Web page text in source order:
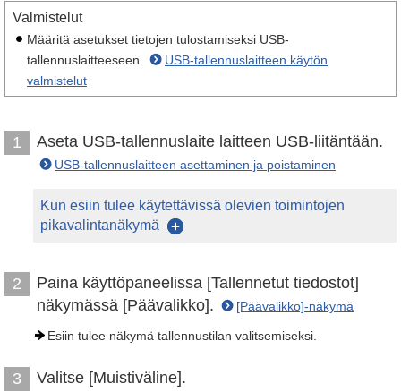
Valmistelut
Määritä asetukset tietojen tulostamiseksi USB-
tallennuslaitteeseen.
USB-tallennuslaitteen käytön
valmistelut
1 Aseta USB-tallennuslaite laitteen USB-liitäntään.
USB-tallennuslaitteen asettaminen ja poistaminen
Kun esiin tulee käytettävissä olevien toimintojen
pikavalintanäkymä
2
Paina käyttöpaneelissa [Tallennetut tiedostot]
näkymässä [Päävalikko].
[Päävalikko]-näkymä
Esiin tulee näkymä tallennustilan valitsemiseksi.
3 Valitse [Muistiväline].